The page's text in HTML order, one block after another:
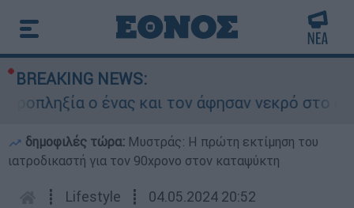
BREAKING NEWS:
ο ένας και τον άφησαν νεκρό στο σημείο
δημοφιλές τώρα: Μυστράς: Η πρώτη εκτίμηση του
ιατροδικαστή για τον 90χρονο στον καταψύκτη
┋ Lifestyle ┋ 04.05.2024 20:52